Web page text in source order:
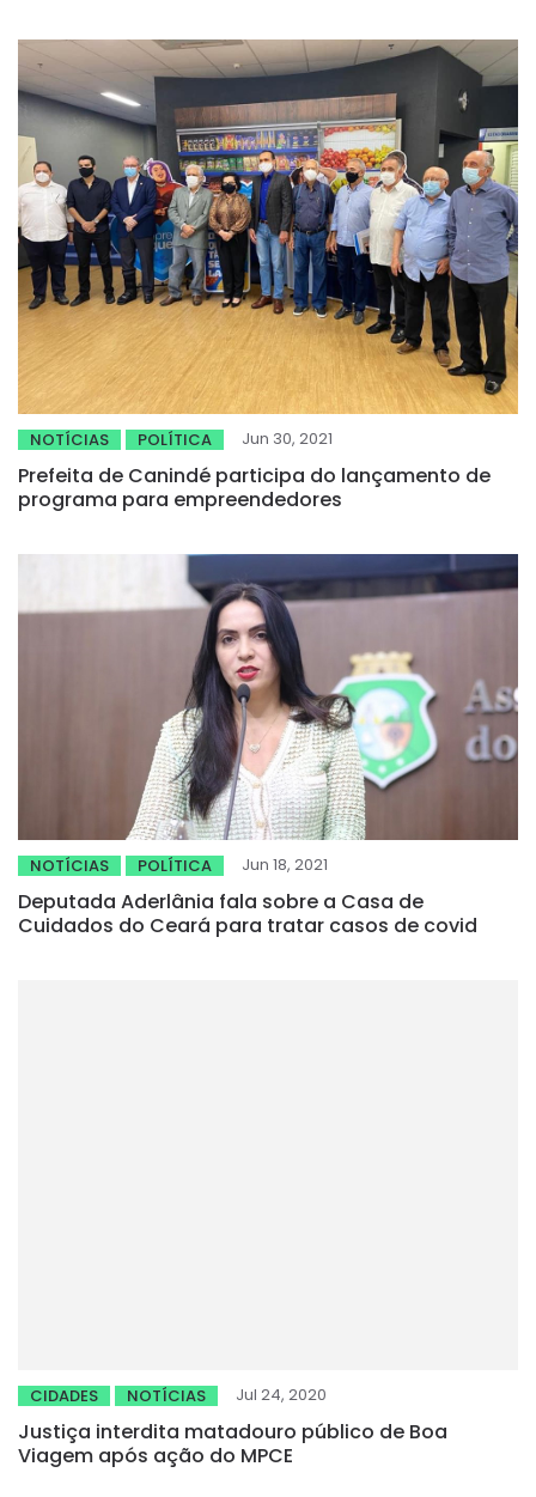
NOTÍCIAS POLÍTICA Jun 30, 2021
Prefeita de Canindé participa do lançamento de
programa para empreendedores
NOTÍCIAS POLÍTICA Jun 18, 2021
Deputada Aderlânia fala sobre a Casa de
Cuidados do Ceará para tratar casos de covid
CIDADES NOTÍCIAS Jul 24, 2020
Justiça interdita matadouro público de Boa
Viagem após ação do MPCE